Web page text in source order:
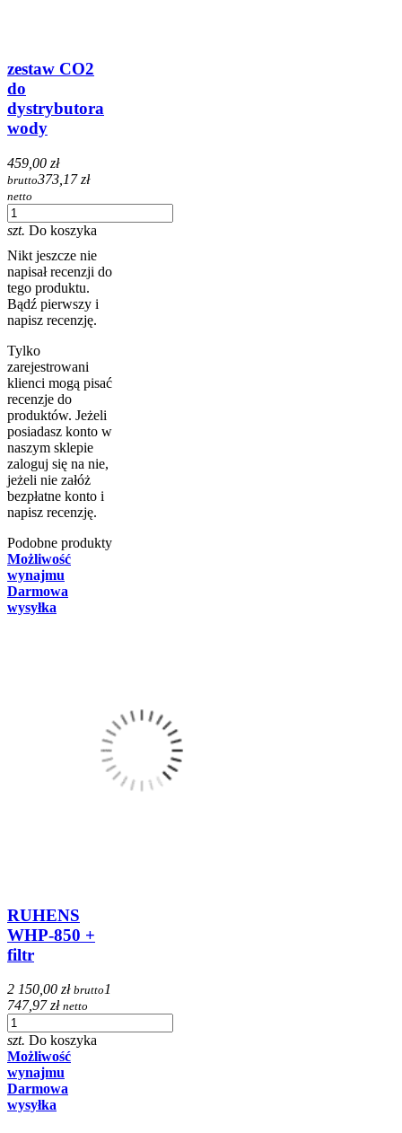
zestaw CO2
do
dystrybutora
wody
459,00 zł
brutto373,17 zł
netto
szt. Do koszyka
Nikt jeszcze nie
napisał recenzji do
tego produktu.
Bądź pierwszy i
napisz recenzję.
Tylko
zarejestrowani
klienci mogą pisać
recenzje do
produktów. Jeżeli
posiadasz konto w
naszym sklepie
zaloguj się na nie,
jeżeli nie załóż
bezpłatne konto i
napisz recenzję.
Podobne produkty
Możliwość
wynajmu
Darmowa
wysyłka
RUHENS
WHP-850 +
filtr
2 150,00 zł brutto1
747,97 zł netto
szt. Do koszyka
Możliwość
wynajmu
Darmowa
wysyłka